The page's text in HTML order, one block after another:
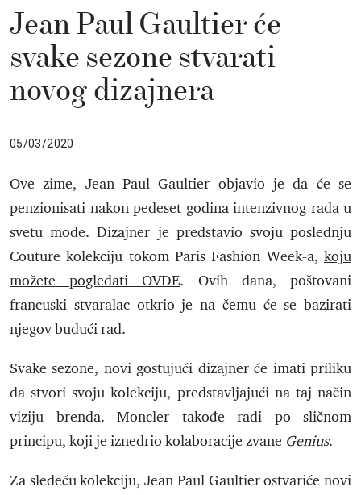
Jean Paul Gaultier će
svake sezone stvarati
novog dizajnera
05/03/2020
Ove zime, Jean Paul Gaultier objavio je da će se
penzionisati nakon pedeset godina intenzivnog rada u
svetu mode. Dizajner je predstavio svoju poslednju
Couture kolekciju tokom Paris Fashion Week-a, koju
možete pogledati OVDE. Ovih dana, poštovani
francuski stvaralac otkrio je na čemu će se bazirati
njegov budući rad.
Svake sezone, novi gostujući dizajner će imati priliku
da stvori svoju kolekciju, predstavljajući na taj način
viziju brenda. Moncler takođe radi po sličnom
principu, koji je iznedrio kolaboracije zvane Genius.
Za sledeću kolekciju, Jean Paul Gaultier ostvariće novi